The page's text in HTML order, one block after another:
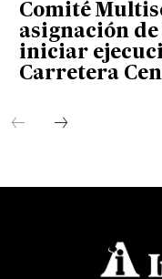
Comité
asignación
iniciar
Carretera